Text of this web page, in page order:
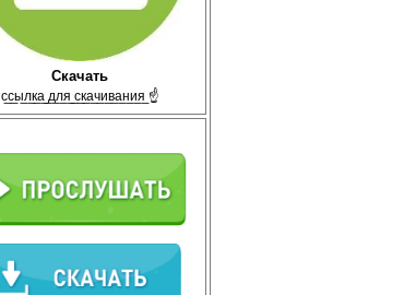
Скачать
с̲с̲ы̲л̲к̲а̲ ̲д̲л̲я̲ ̲с̲к̲а̲ч̲и̲в̲а̲н̲и̲я̲ ☝